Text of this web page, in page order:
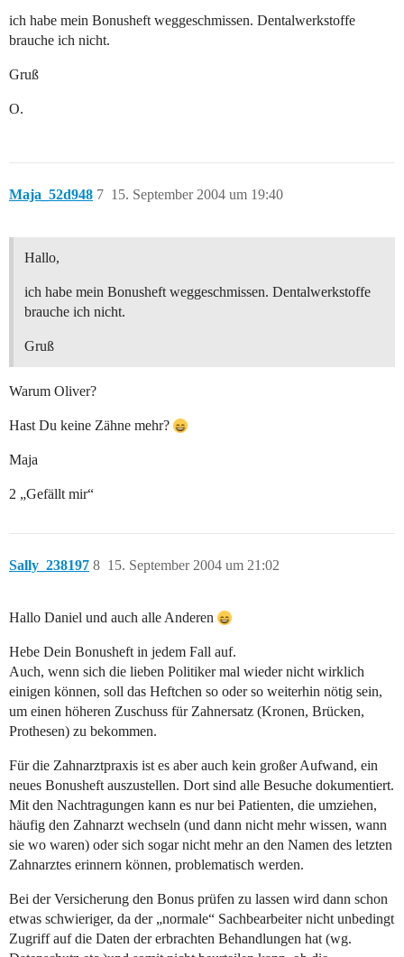
ich habe mein Bonusheft weggeschmissen. Dentalwerkstoffe
brauche ich nicht.
Gruß
O.
Maja_52d948 15. September 2004 um 19:40
7
Hallo,
ich habe mein Bonusheft weggeschmissen. Dentalwerkstoffe
brauche ich nicht.
Gruß
Warum Oliver?
Hast Du keine Zähne mehr?
Maja
2 „Gefällt mir“
Sally_238197 15. September 2004 um 21:02
8
Hallo Daniel und auch alle Anderen
Hebe Dein Bonusheft in jedem Fall auf.
Auch, wenn sich die lieben Politiker mal wieder nicht wirklich
einigen können, soll das Heftchen so oder so weiterhin nötig sein,
um einen höheren Zuschuss für Zahnersatz (Kronen, Brücken,
Prothesen) zu bekommen.
Für die Zahnarztpraxis ist es aber auch kein großer Aufwand, ein
neues Bonusheft auszustellen. Dort sind alle Besuche dokumentiert.
Mit den Nachtragungen kann es nur bei Patienten, die umziehen,
häufig den Zahnarzt wechseln (und dann nicht mehr wissen, wann
sie wo waren) oder sich sogar nicht mehr an den Namen des letzten
Zahnarztes erinnern können, problematisch werden.
Bei der Versicherung den Bonus prüfen zu lassen wird dann schon
etwas schwieriger, da der „normale“ Sachbearbeiter nicht unbedingt
Zugriff auf die Daten der erbrachten Behandlungen hat (wg.